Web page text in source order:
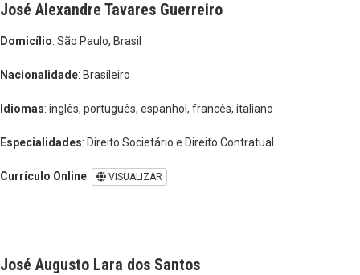
José Alexandre Tavares Guerreiro
Domicílio: São Paulo, Brasil
Nacionalidade: Brasileiro
Idiomas: inglês, português, espanhol, francês, italiano
Especialidades: Direito Societário e Direito Contratual
Currículo Online: VISUALIZAR
José Augusto Lara dos Santos